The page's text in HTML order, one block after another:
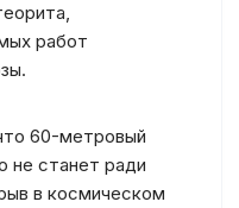
работ
60-метровый
не станет ради
в космическом